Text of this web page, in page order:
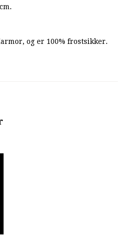
og er 100% frostsikker.